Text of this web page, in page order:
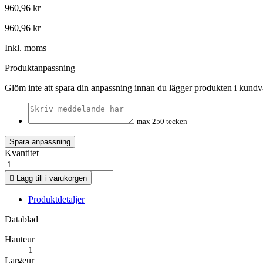
960,96 kr
960,96 kr
Inkl. moms
Produktanpassning
Glöm inte att spara din anpassning innan du lägger produkten i
max 250 tecken
Spara anpassning
Kvantitet
 Lägg till i varukorgen
Produktdetaljer
Datablad
Hauteur
1
Largeur